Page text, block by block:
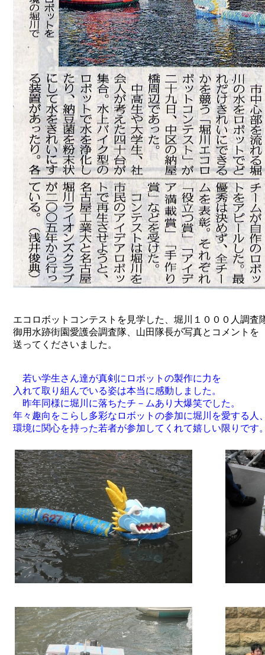
エコロボットコンテストを見学した、堀川１０００人調査
御用水跡街園愛護会調査隊、山田隊長が写真とコメントを
送ってくださいました。
若い学生さん達が真剣にロボットの製作に力を
入れて取り組んでいる姿は本当に感動しました 。
昨年同様に堀川に落ちたチ－ムあり大爆笑でした。
年々趣向をこらし多彩なロボットの参加に堀川を愛する人
環境に関心を持った若者が参加してくれて嬉しい限りです